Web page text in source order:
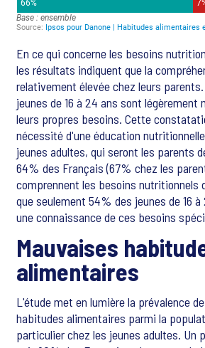
En ce qui concerne les besoins
les résultats indiquent que la
relativement élevée chez leurs
jeunes de 16 à 24 ans sont
leurs propres besoins. Cette
nécessité d'une éducation
jeunes adultes, qui seront les parents
64% des Français (67% chez les
comprennent les besoins nutritionnels
que seulement 54% des jeunes de 16
une connaissance de ces besoins
Mauvaises
alimentaires
L'étude met en lumière la prévalence
habitudes alimentaires parmi la
particulier chez les jeunes adultes. Un